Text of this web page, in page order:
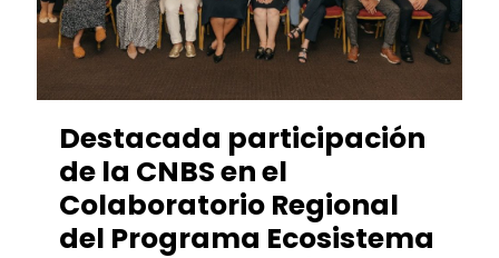
Destacada participación
de la CNBS en el
Colaboratorio Regional
del Programa Ecosistema